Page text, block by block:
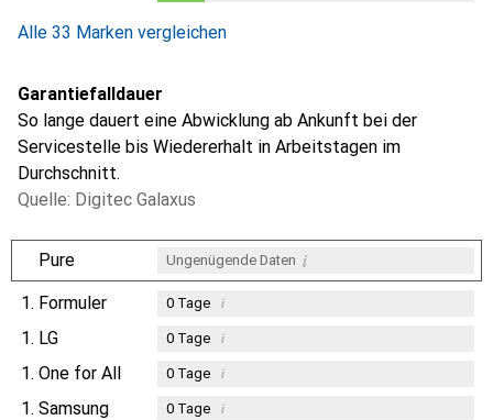
Alle 33 Marken vergleichen
Garantiefalldauer
So lange dauert eine Abwicklung ab Ankunft bei der
Servicestelle bis Wiedererhalt in Arbeitstagen im
Durchschnitt.
Quelle: Digitec Galaxus
Pure Ungenügende Daten i
1. Formuler 0Tage i
1. LG 0Tage i
1. One for All 0Tage i
1. Samsung 0Tage i